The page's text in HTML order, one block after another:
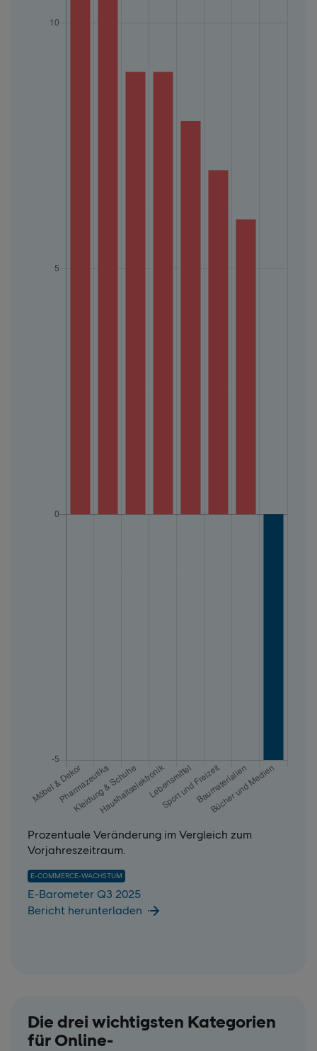
Prozentuale Veränderung im Vergleich zum
Vorjahreszeitraum.
E-COMMERCE-WACHSTUM
E-Barometer Q3 2025
Bericht herunterladen
Die drei wichtigsten Kategorien
für Online-